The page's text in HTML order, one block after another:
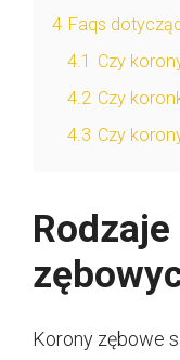
4 Faqs
4.1 Czy
4.2 Czy
4.3 Czy
Korony zębowe